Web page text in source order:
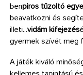
benpiros tűzoltó
beavatkozni és
illeti...vidám kifejezés
gyermek szívét meg
A játék kiváló